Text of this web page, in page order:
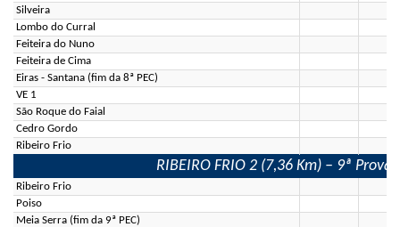
Silveira
Lombo do Curral
Feiteira do Nuno
Feiteira de Cima
Eiras - Santana (fim da 8ª PEC)
VE 1
São Roque do Faial
Cedro Gordo
Ribeiro Frio
RIBEIRO FRIO 2 (7,36 Km) – 9ª Prova
Ribeiro Frio
Poiso
Meia Serra (fim da 9ª PEC)